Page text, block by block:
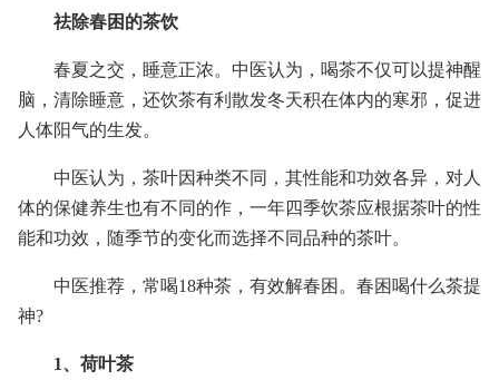
祛除春困的茶饮
春夏之交，睡意正浓。中医认为，喝茶不仅可以提神醒
脑，清除睡意，还饮茶有利散发冬天积在体内的寒邪，促进
人体阳气的生发。
中医认为，茶叶因种类不同，其性能和功效各异，对人
体的保健养生也有不同的作，一年四季饮茶应根据茶叶的性
能和功效，随季节的变化而选择不同品种的茶叶。
中医推荐，常喝18种茶，有效解春困。春困喝什么茶提
神?
1、荷叶茶